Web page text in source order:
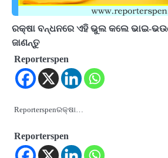
ରକ୍ଷା ବନ୍ଧନରେ ଏହି ଭୁଲ କଲେ ଭାଇ-
ଜାଣନ୍ତୁ
Reporterspen
Reporterspenରକ୍ଷା…
Reporterspen